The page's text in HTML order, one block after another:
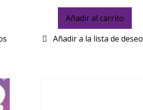
Añadir al carrito